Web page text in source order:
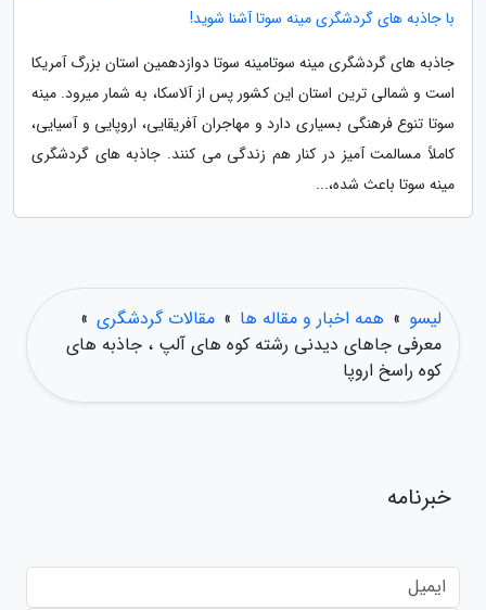
با جاذبه های گردشگری مینه سوتا آشنا شوید!
جاذبه های گردشگری مینه سوتامینه سوتا دوازدهمین استان بزرگ آمریکا
است و شمالی ترین استان این کشور پس از آلاسکا، به شمار میرود. مینه
سوتا تنوع فرهنگی بسیاری دارد و مهاجران آفریقایی، اروپایی و آسیایی،
کاملاً مسالمت آمیز در کنار هم زندگی می کنند. جاذبه های گردشگری
مینه سوتا باعث شده،...
لیسو » همه اخبار و مقاله ها » مقالات گردشگری »
معرفی جاهای دیدنی رشته کوه های آلپ ، جاذبه های
کوه راسخ اروپا
خبرنامه